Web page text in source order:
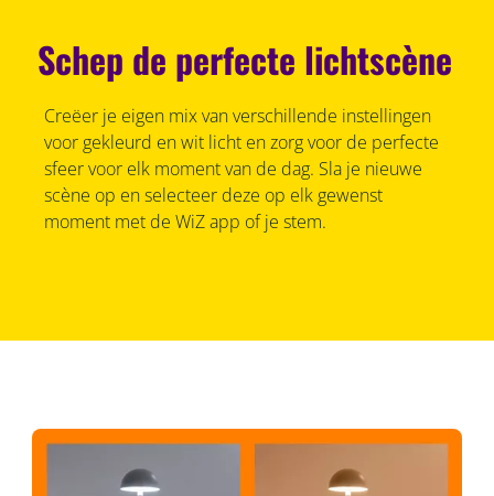
Schep de perfecte lichtscène
Creëer je eigen mix van verschillende instellingen
voor gekleurd en wit licht en zorg voor de perfecte
sfeer voor elk moment van de dag. Sla je nieuwe
scène op en selecteer deze op elk gewenst
moment met de WiZ app of je stem.